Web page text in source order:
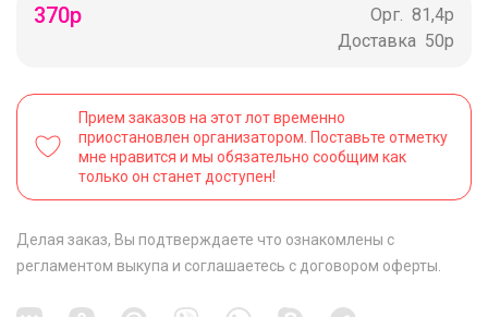
370р Орг. 81,4р
Доставка 50р
Прием заказов на этот лот временно
приостановлен организатором. Поставьте отметку
мне нравится и мы обязательно сообщим как
только он станет доступен!
Делая заказ, Вы подтверждаете что ознакомлены с
регламентом выкупа и соглашаетесь с договором оферты